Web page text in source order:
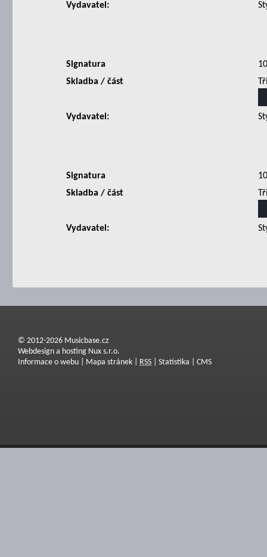
Vydavatel:
Signatura
Skladba / část
Vydavatel:
Signatura
Skladba / část
Vydavatel:
© 2012-2026 Musicbase.cz
Webdesign a hosting Nux s.r.o.
Informace o webu
Mapa stránek RSS Statistika CMS